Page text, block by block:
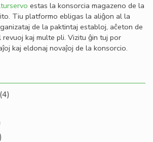
estas la konsorcia magazeno de la
Tiu platformo ebligas la aliĝon al la
de la paktintaj establoj, aĉeton de
kaj multe pli. Vizitu ĝin tuj por
kaj eldonaj novaĵoj de la konsorcio.
(4)